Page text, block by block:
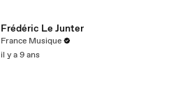
Frédéric Le Junter
France Musique
il y a 9 ans